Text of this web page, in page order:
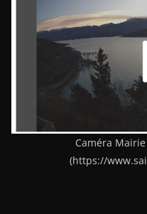
Caméra
(https://